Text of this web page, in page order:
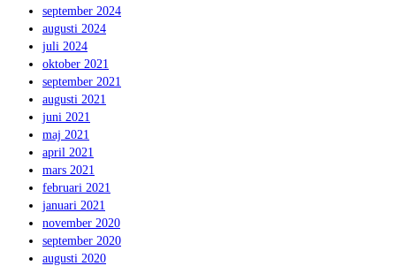
september 2024
augusti 2024
juli 2024
oktober 2021
september 2021
augusti 2021
juni 2021
maj 2021
april 2021
mars 2021
februari 2021
januari 2021
november 2020
september 2020
augusti 2020